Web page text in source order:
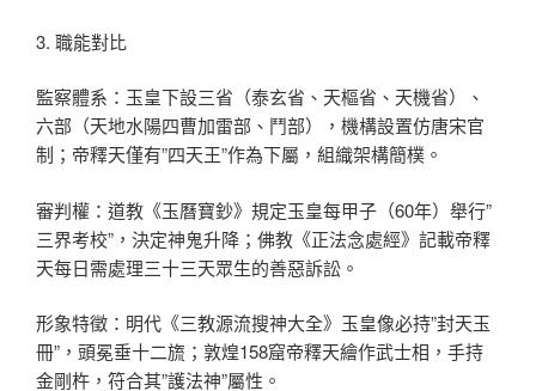
3. 職能對比
監察體系：玉皇下設三省（泰玄省、天樞省、天機省）、
六部（天地水陽四曹加雷部、鬥部），機構設置仿唐宋官
制；帝釋天僅有”四天王”作為下屬，組織架構簡樸。
審判權：道教《玉曆寶鈔》規定玉皇每甲子（60年）舉行”
三界考校”，決定神鬼升降；佛教《正法念處經》記載帝釋
天每日需處理三十三天眾生的善惡訴訟。
形象特徵：明代《三教源流搜神大全》玉皇像必持”封天玉
冊”，頭冕垂十二旒；敦煌158窟帝釋天繪作武士相，手持
金剛杵，符合其”護法神”屬性。